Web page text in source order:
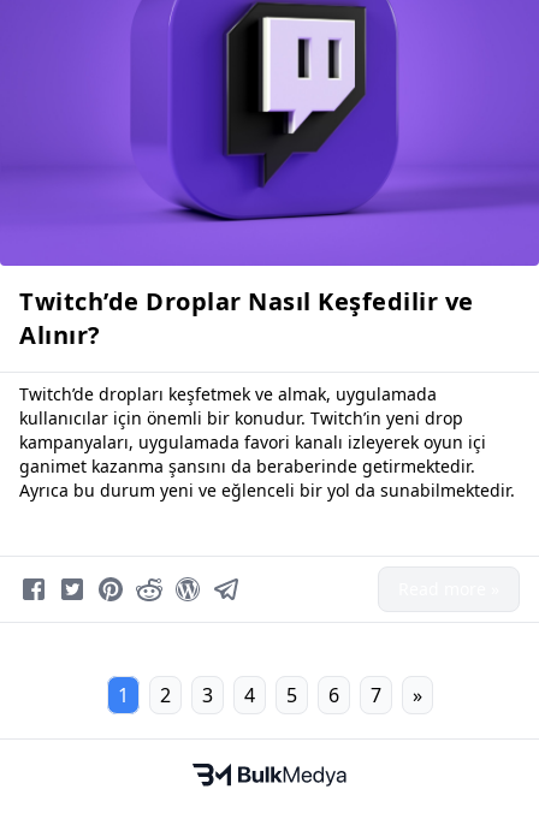
Twitch’de Droplar Nasıl Keşfedilir ve
Alınır?
Twitch’de dropları keşfetmek ve almak, uygulamada
kullanıcılar için önemli bir konudur. Twitch’in yeni drop
kampanyaları, uygulamada favori kanalı izleyerek oyun içi
ganimet kazanma şansını da beraberinde getirmektedir.
Ayrıca bu durum yeni ve eğlenceli bir yol da sunabilmektedir.
1 2 3 4 5 6 7 »